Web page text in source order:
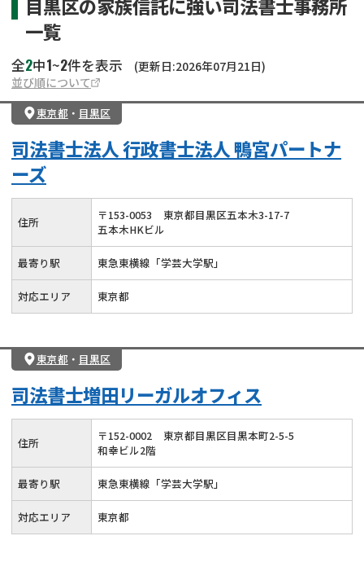
目黒区の家族信託に強い司法書士事務所
一覧
全2中1~2件を表示
(更新日:2026年07月21日)
並び順について
東京都 ・ 目黒区
司法書士法人 行政書士法人 鴨宮パートナ
ーズ
住所 〒153-0053
東京都目黒区五本木3-17-7
五本木HKビル
最寄り駅 東急東横線「学芸大学駅」
対応エリア 東京都
東京都 ・ 目黒区
司法書士増田リーガルオフィス
住所 〒152-0002
東京都目黒区目黒本町2-5-5
和幸ビル2階
最寄り駅 東急東横線「学芸大学駅」
対応エリア 東京都